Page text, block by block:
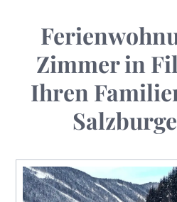
Zimmer in
Ihren